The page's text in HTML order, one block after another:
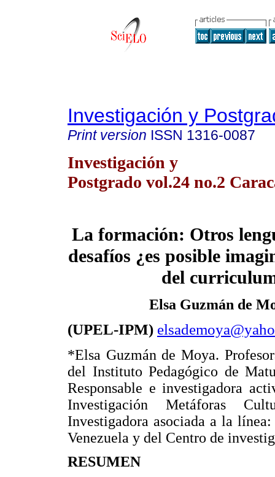
Investigación y
Print version ISSN 1316-0087
Investigación y
Postgrado vol.24 no.2
La formación: Otros
desafíos ¿es posible
del
Elsa Guzmán de
(UPEL-IPM)
*Elsa Guzmán de Moya.
del Instituto Pedagógico de
Responsable e investigadora
Investigación Metáforas
Investigadora asociada a la
Venezuela y del Centro de
RESUMEN